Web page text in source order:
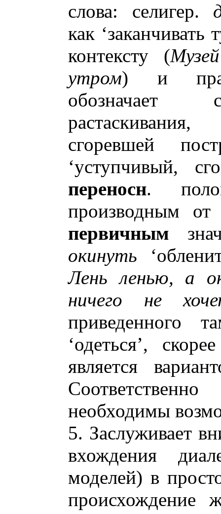
слова: селигер.
как
контексту (
утром) и
обозначает
сгоревшей
‘уступчивый,
переносн.
производным
первичным
окинуть
Лень ленью, а
ничего не
‘одеться’,
является
необходимы
5. Заслуживает
вхождения
моделей) в
происхождение